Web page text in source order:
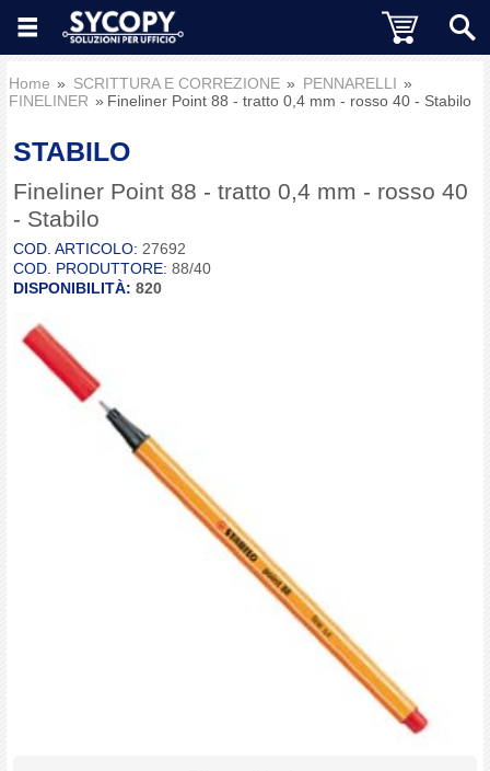
Home SCRITTURA E CORREZIONE
PENNARELLI
FINELINER
Fineliner Point 88 - tratto 0,4 mm - rosso 40 - Stabilo
STABILO
Fineliner Point 88 - tratto 0,4 mm - rosso 40
- Stabilo
COD. ARTICOLO: 27692
COD. PRODUTTORE: 88/40
DISPONIBILITÀ: 820